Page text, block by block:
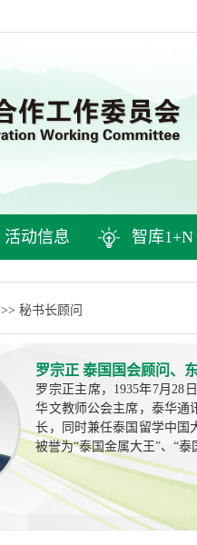
活动信息 智库1+N
>> 秘书长顾问
罗宗正 泰国国会顾问、
罗宗正主席，1935年7月28
华文教师公会主席，泰华通
长，同时兼任泰国留学中国
被誉为“泰国金属大王”、“泰